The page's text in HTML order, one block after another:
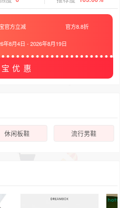
官方立减 官方8.8折
年8月4日 -2026年8月19日
优惠
休闲板鞋 流行男鞋